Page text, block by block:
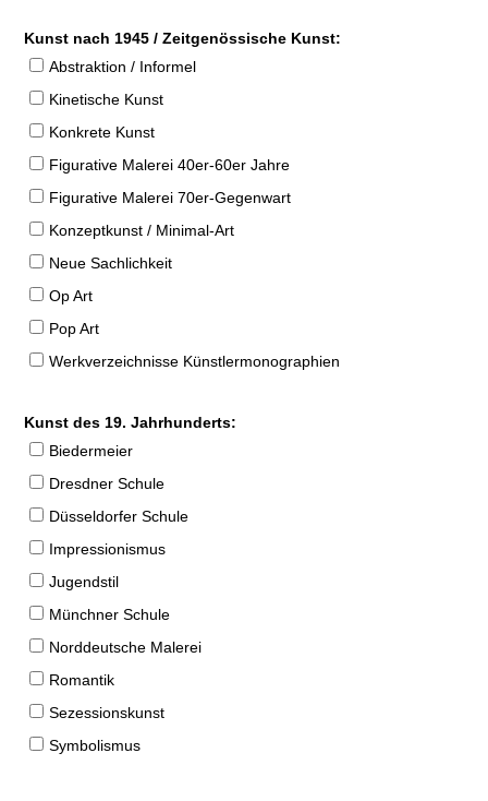
Kunst nach 1945 / Zeitgenössische Kunst:
Abstraktion / Informel
Kinetische Kunst
Konkrete Kunst
Figurative Malerei 40er-60er Jahre
Figurative Malerei 70er-Gegenwart
Konzeptkunst / Minimal-Art
Neue Sachlichkeit
Op Art
Pop Art
Werkverzeichnisse Künstlermonographien
Kunst des 19. Jahrhunderts:
Biedermeier
Dresdner Schule
Düsseldorfer Schule
Impressionismus
Jugendstil
Münchner Schule
Norddeutsche Malerei
Romantik
Sezessionskunst
Symbolismus